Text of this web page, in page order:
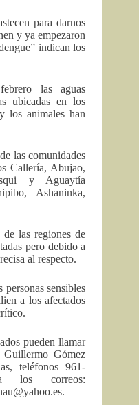
para darnos
y ya empezaron
indican los
las aguas
ubicadas en los
los animales han
las comunidades
Callería, Abujao,
y Aguaytía
Ashaninka,
de las regiones de
pero debido a
al respecto.
sensibles
a los afectados
pueden llamar
Gómez
teléfonos 961-
los correos:
.